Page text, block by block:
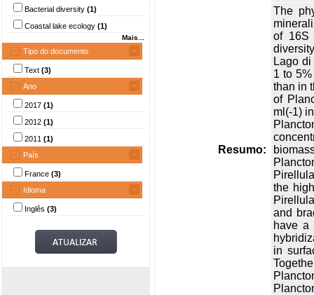
Bacterial diversity (1)
Coastal lake ecology (1)
Mais...
Tipo do documento
Text (3)
Ano
2017 (1)
2012 (1)
2011 (1)
País
France (3)
Idioma
Inglês (3)
Resumo:
The
of 16S
Lago
1 to
than in
of
ml(-1)
the
and
have a
in